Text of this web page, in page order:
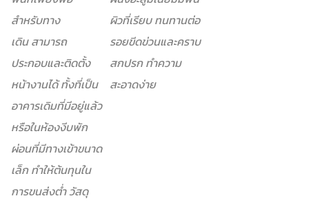
สำหรับทาง
เดิน สามารถ
ประกอบและติดตั้ง
หน้างานได้ ทั้งที่เป็น
อาคารเดิมที่มีอยู่แล้ว
หรือในห้องงีบพัก
ผ่อนที่มีทางเข้าขนาด
เล็ก ทำให้ต้นทุนใน
การขนส่งต่ำ วัสดุ
ผิวที่เรียบ ทนทานต่อ
รอยขีดข่วนและคราบ
สกปรก ทำความ
สะอาดง่าย